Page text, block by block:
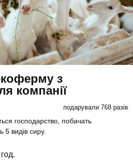
з
компанії
подарували 768 разів
господарство, побачать
5 видів сиру.